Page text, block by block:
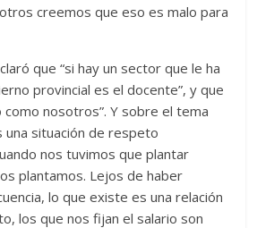
creemos que eso es malo para
que “si hay un sector que le ha
provincial es el docente”, y que
como nosotros”. Y sobre el tema
una situación de respeto
nos tuvimos que plantar
plantamos. Lejos de haber
lo que existe es una relación
los que nos fijan el salario son